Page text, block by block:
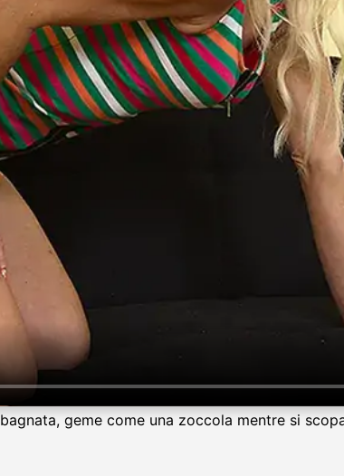
geme come una zoccola mentre si